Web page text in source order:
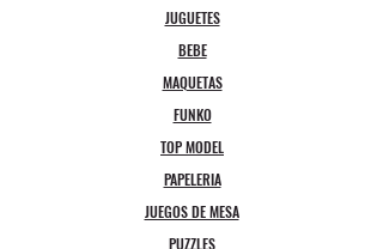
JUGUETES
BEBE
MAQUETAS
FUNKO
TOP MODEL
PAPELERIA
JUEGOS DE MESA
PUZZLES